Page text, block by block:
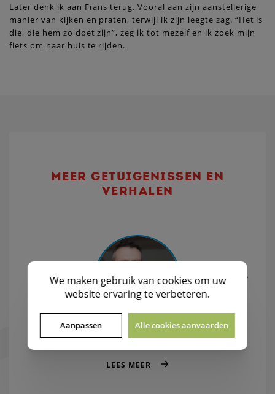
Later denk ik aan Frans terug. Vooral aan zijn aanstellerige
manier van kijken en praten, terwijl ik zijn leegte zag. “Het is
die, die hem zo doet zijn”, zeg ik tot mezelf en ik zoek mijn
fiets om naar huis te rijden.
MEER GETUIGENISSEN EN
VERHALEN
Interesse tonen en vragen stellen
LEES MEER
We maken gebruik van cookies om uw
website ervaring te verbeteren.
Aanpassen Alle cookies aanvaarden